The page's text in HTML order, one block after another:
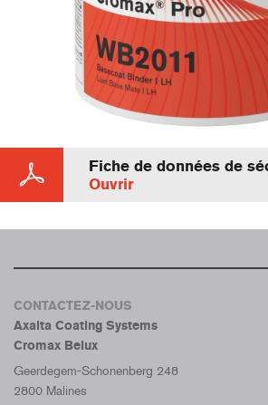
Fiche de données de
Ouvrir
CONTACTEZ-NOUS
Axalta Coating Systems
Cromax Belux
Geerdegem-Schonenberg 248
2800 Malines